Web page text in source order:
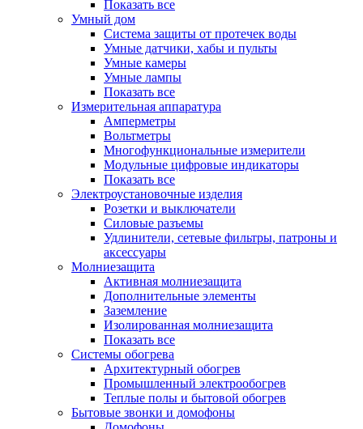
Показать все
Умный дом
Система защиты от протечек воды
Умные датчики, хабы и пульты
Умные камеры
Умные лампы
Показать все
Измерительная аппаратура
Амперметры
Вольтметры
Многофункциональные измерители
Модульные цифровые индикаторы
Показать все
Электроустановочные изделия
Розетки и выключатели
Силовые разъемы
Удлинители, сетевые фильтры, патроны и
аксессуары
Молниезащита
Активная молниезащита
Дополнительные элементы
Заземление
Изолированная молниезащита
Показать все
Системы обогрева
Архитектурный обогрев
Промышленный электрообогрев
Теплые полы и бытовой обогрев
Бытовые звонки и домофоны